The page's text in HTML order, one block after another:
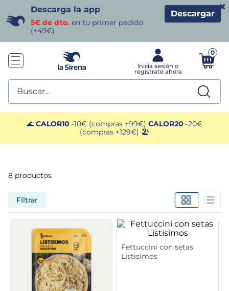
Descarga la app
5€ de dto. en tu primer pedido
(+49€)
Descargar
×
0
Buscar...
🌊 CALOR10 -10€ (compras +99€) CALOR20 -20€
(compras +129€) 🏖️
8 productos
Filtrar
Fettuccini con setas
Listísimos
TÉRMINOS MÁS BUSCADOS
1. helados sirena
2 gambas
patatas
verduras
croquetas